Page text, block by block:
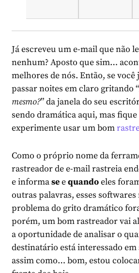
Já escreveu um e-mail que não
nenhum? Aposto que sim…
melhores de nós. Então, se você
passar noites em claro gritando “
mesmo?” da janela do seu
sendo dramática aqui, mas
experimente usar um bom
Como o próprio nome da
rastreador de e-mail rastreia
e informaseequandoeles
outras palavras, esses softwares
problema do grito dramático
porém, um bom rastreador vai
a oportunidade de analisar o
destinatário está interessado em
assim como… bom, estou